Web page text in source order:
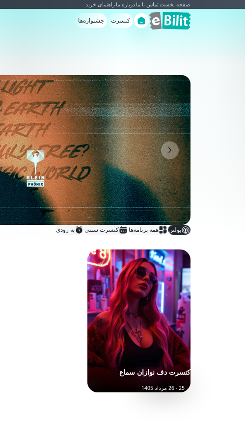
صفحه نخستتماس با ما درباره ما راهنمای خرید
کنسرت جشنواره‌ها
بولتن همه برنامه‌ها کنسرت سنتی به زودی
تبريز
کنسرت دف نوازان سماع
25 - 26 مرداد 1405